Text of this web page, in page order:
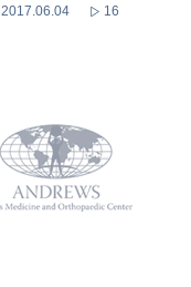
2017.06.04 16